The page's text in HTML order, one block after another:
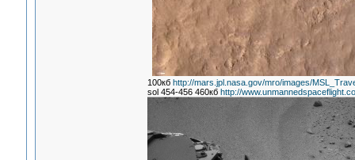
100кб http://mars.jpl.nasa.gov/mro/images/
sol 454-456 460кб http://